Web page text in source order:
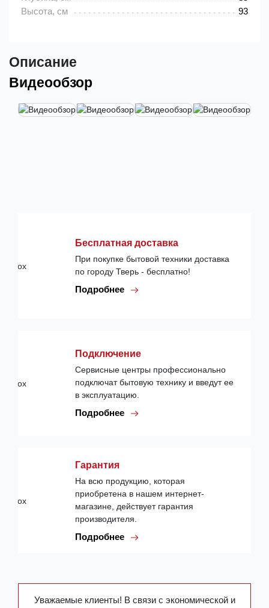
Высота, см
93
Описание
Видеообзор
Бесплатная доставка
При покупке бытовой техники доставка
по городу Тверь - бесплатно!
Подробнее
Подключение
Сервисные центры профессионально
подключат бытовую технику и введут ее
в эксплуатацию.
Подробнее
Гарантия
На всю продукцию, которая
приобретена в нашем интернет-
магазине, действует гарантия
производителя.
Подробнее
Уважаемые клиенты! В связи с экономической и